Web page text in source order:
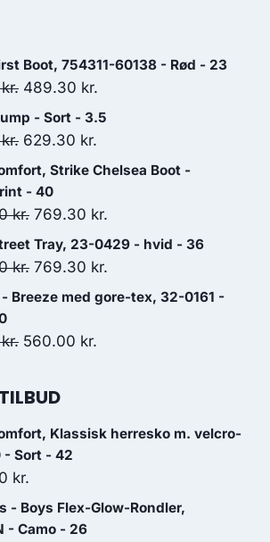
Boot, 754311-60138 - Rød - 23
kr. Den
oprindelige
pris
699.00 kr..
489.30 kr.
aktuelle
- Sort - 3.5
kr. Den
oprindelige
pris
var:
899.00 kr..
629.30 kr.
aktuelle
er:
629.30 kr..
Strike Chelsea Boot -
- 40
kr. Den
oprindelige
pris
1,099.00 kr..
769.30 kr.
aktuelle
769.30 kr..
Tray, 23-0429 - hvid - 36
kr. Den
oprindelige
var:
769.30 kr.
aktuelle
Breeze med gore-tex, 32-0161 -
kr. Den
pris
800.00 kr..
560.00 kr.
560.00 kr..
Klassisk herresko m. velcro-
- Sort - 42
kr.
- Boys Flex-Glow-Rondler,
- Camo - 26